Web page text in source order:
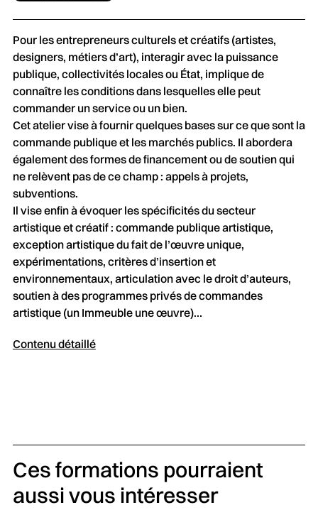
Pour les entrepreneurs culturels et créatifs (artistes,
designers, métiers d’art), interagir avec la puissance
publique, collectivités locales ou État, implique de
connaître les conditions dans lesquelles elle peut
commander un service ou un bien.
Cet atelier vise à fournir quelques bases sur ce que sont la
commande publique et les marchés publics. Il abordera
également des formes de financement ou de soutien qui
ne relèvent pas de ce champ : appels à projets,
subventions.
Il vise enfin à évoquer les spécificités du secteur
artistique et créatif : commande publique artistique,
exception artistique du fait de l’œuvre unique,
expérimentations, critères d’insertion et
environnementaux, articulation avec le droit d’auteurs,
soutien à des programmes privés de commandes
artistique (un Immeuble une œuvre)…
Contenu détaillé
Ces formations pourraient
aussi vous intéresser